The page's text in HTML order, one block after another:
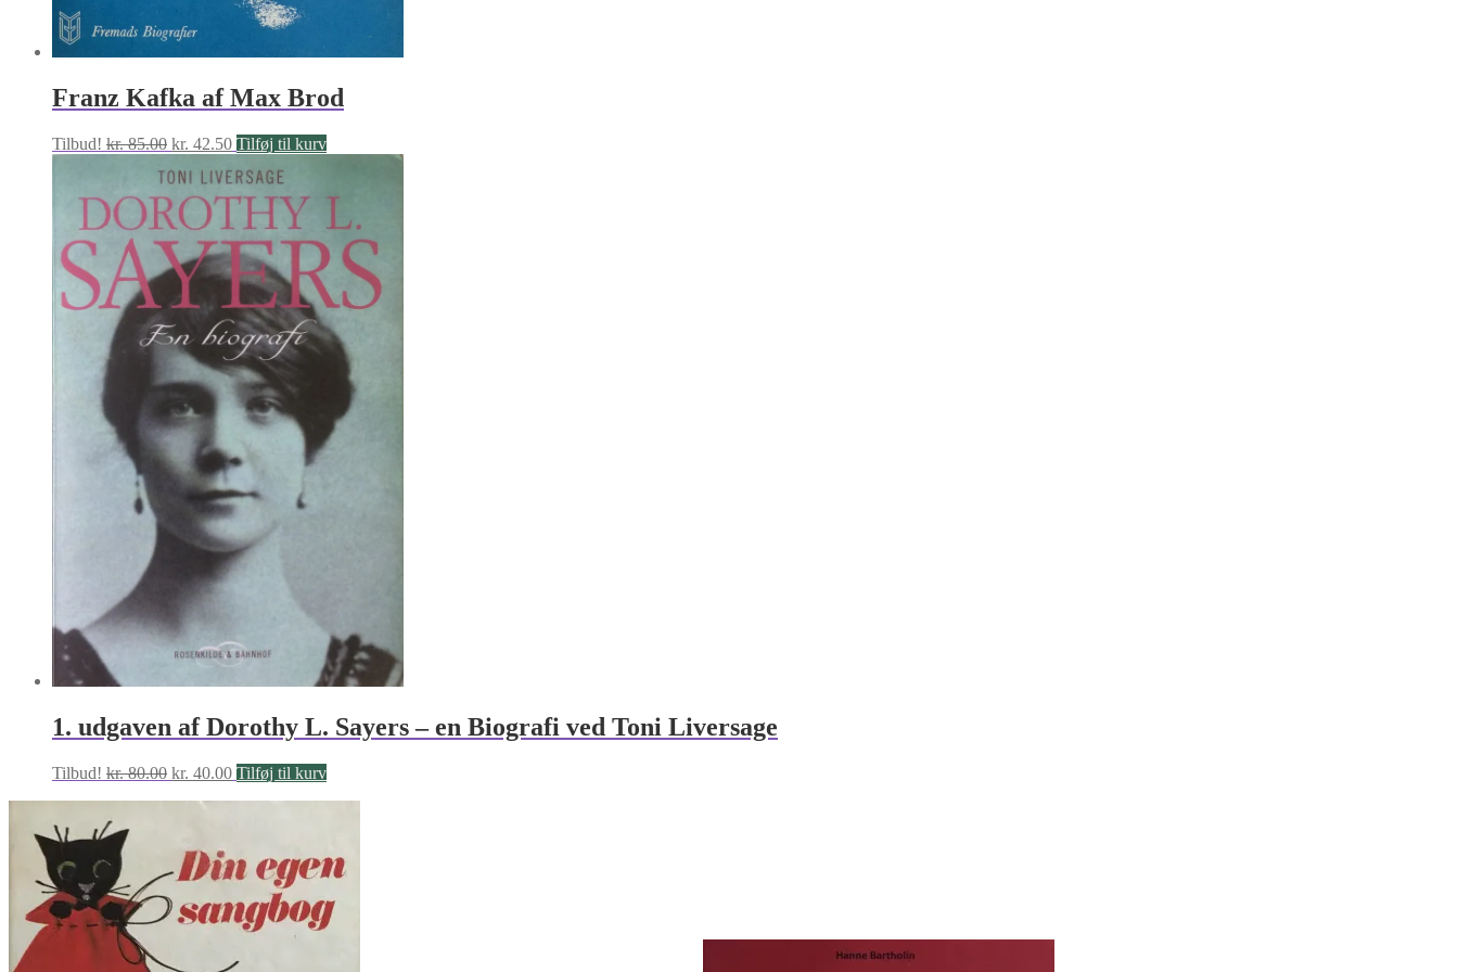
Franz Kafka af Max Brod
Tilbud! kr.85.00 Den
pris
var:
kr. 85.00.
kr. 42.50Den
pris
er:
kr. 42.50.
Tilføj til kurv
1. udgaven af Dorothy L. Sayers – en Biografi ved Toni Liversage
Tilbud! kr.80.00 Den
kr. 80.00.
kr. 40.00Den
Tilføj til kurv